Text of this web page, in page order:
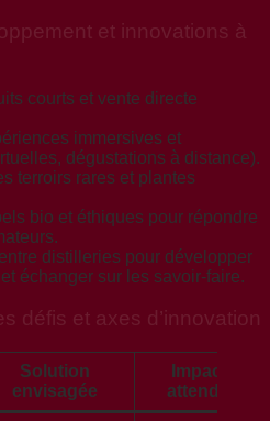
et innovations à
courts et vente directe
immersives et
dégustations à distance).
terroirs rares et plantes
bio et éthiques pour répondre
distilleries pour développer
échanger sur les savoir-faire.
défis et axes d’innovation
Solution
envisagée
Impact
attendu